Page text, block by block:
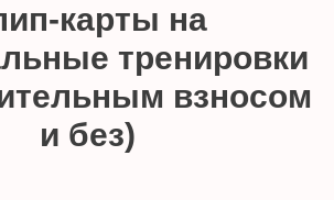
карты на
тренировки
взносом
и без)